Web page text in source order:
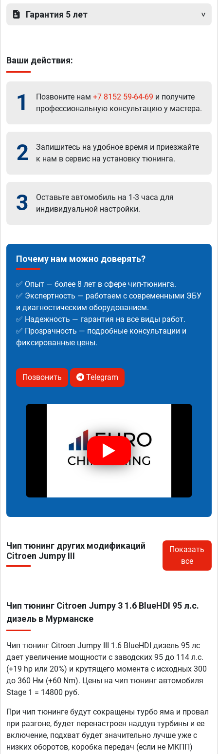
Гарантия 5 лет
Ваши действия:
1 Позвоните нам +7 8152 59-64-69 и получите
профессиональную консультацию у мастера.
2
Запишитесь на удобное время и приезжайте
к нам в сервис на установку тюнинга.
3
Оставьте автомобиль на 1-3 часа для
индивидуальной настройки.
Почему нам можно доверять?
✅ Опыт — более 8 лет в сфере чип-тюнинга.
✅ Экспертность — работаем с современными ЭБУ
и диагностическим оборудованием.
✅ Надежность — гарантия на все виды работ.
✅ Прозрачность — подробные консультации и
фиксированные цены.
Позвонить Telegram
Чип тюнинг других модификаций
Citroen Jumpy III
Показать
все
Чип тюнинг Citroen Jumpy 3 1.6 BlueHDI 95 л.с.
дизель в Мурманске
Чип тюнинг Citroen Jumpy III 1.6 BlueHDI дизель 95 лс
дает увеличение мощности с заводских 95 до 114 л.с.
(+19 hp или 20%) и крутящего момента с исходных 300
до 360 Нм (+60 Nm). Цены на чип тюнинг автомобиля
Stage 1 = 14800 руб.
При чип тюнинге будут сокращены турбо яма и провал
при разгоне, будет перенастроен наддув турбины и ее
включение, подхват будет значительно лучше уже с
низких оборотов, коробка передач (если не МКПП)